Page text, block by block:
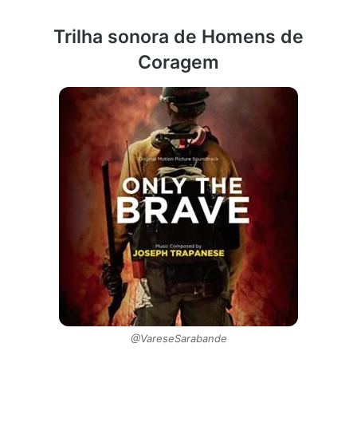
Trilha sonora de Homens de
Coragem
@VareseSarabande